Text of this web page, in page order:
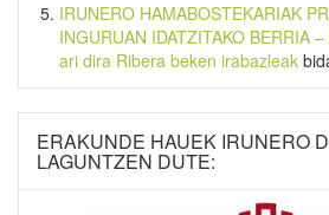
IRUNERO HAMABOSTEKARIAK
INGURUAN IDATZITAKO BERRIA
ari dira Ribera beken irabazleak
ERAKUNDE HAUEK IRUNERO
LAGUNTZEN DUTE: